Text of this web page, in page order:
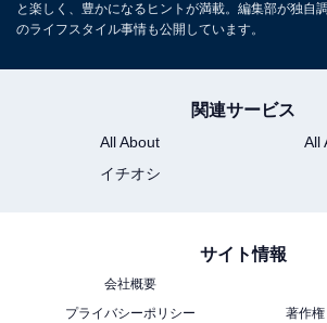
ット。応募方法は、Twitterまたは
幸楽苑公式アカウントをフォローし、
ートをリツイート、Instagramはいいね
※当選者の発表方法や第2弾の詳細など
と楽しく、豊かになるヒントが満載。編集部が独自
のライフスタイル事情も公開しています。
関連サービス
All About
All
イチオシ
サイト情報
会社概要
プライバシーポリシー
著作